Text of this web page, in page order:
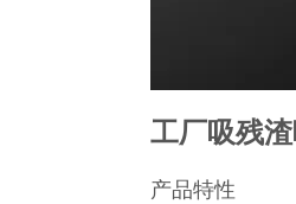
工厂吸残
产品特性